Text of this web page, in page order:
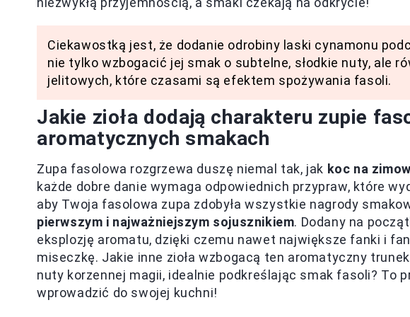
Ciekawostką jest, że dodanie odrobiny laski cynamonu
nie tylko wzbogacić jej smak o subtelne, słodkie nuty, ale
jelitowych, które czasami są efektem spożywania fasoli.
Jakie zioła dodają charakteru zupie
aromatycznych smakach
Zupa fasolowa rozgrzewa duszę niemal tak, jak koc na
każde dobre danie wymaga odpowiednich przypraw, które
aby Twoja fasolowa zupa zdobyła wszystkie nagrody
pierwszym i najważniejszym sojusznikiem. Dodany na
eksplozję aromatu, dzięki czemu nawet największe fanki i
miseczkę. Jakie inne zioła wzbogacą ten aromatyczny
nuty korzennej magii, idealnie podkreślając smak fasoli? To
wprowadzić do swojej kuchni!